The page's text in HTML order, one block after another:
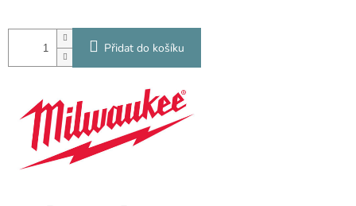
Přidat do košíku